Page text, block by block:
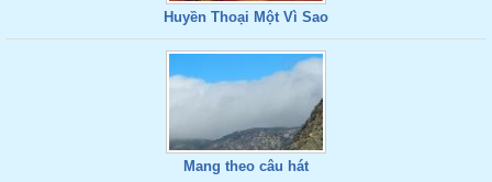
Huyền Thoại Một Vì Sao
Mang theo câu hát